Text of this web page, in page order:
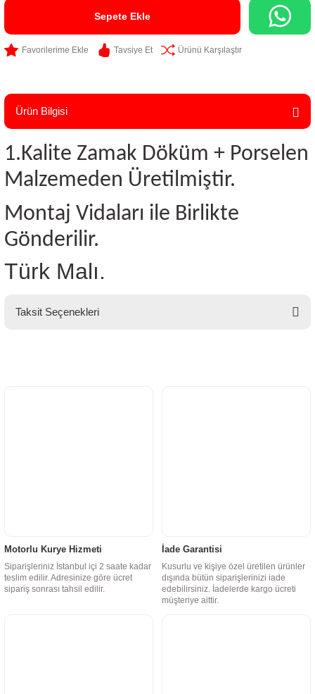
Sepete Ekle
Tavsiye Et Ürünü Karşılaştır
Ürün Bilgisi
1.Kalite Zamak Döküm + Porselen
Malzemeden Üretilmiştir.
Montaj Vidaları ile Birlikte
Gönderilir.
Türk Malı.
Taksit Seçenekleri
Motorlu Kurye Hizmeti
Siparişleriniz İstanbul içi 2 saate kadar
teslim edilir. Adresinize göre ücret
sipariş sonrası tahsil edilir.
İade Garantisi
Kusurlu ve kişiye özel üretilen ürünler
dışında bütün siparişlerinizi iade
edebilirsiniz. İadelerde kargo ücreti
müşteriye aittir.